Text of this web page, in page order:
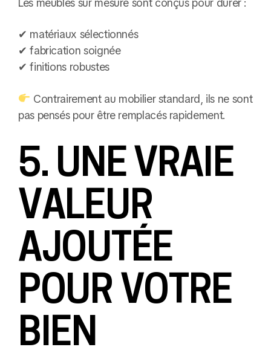
✔ matériaux sélectionnés
✔ fabrication soignée
✔ finitions robustes
Contrairement au mobilier standard, ils ne sont
pas pensés pour être remplacés rapidement.
5. UNE VRAIE
VALEUR
AJOUTÉE
POUR VOTRE
BIEN